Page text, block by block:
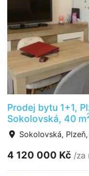
Prodej bytu 1+1,
Sokolovská, 40 m
Sokolovská,
4 120 000 Kč /za